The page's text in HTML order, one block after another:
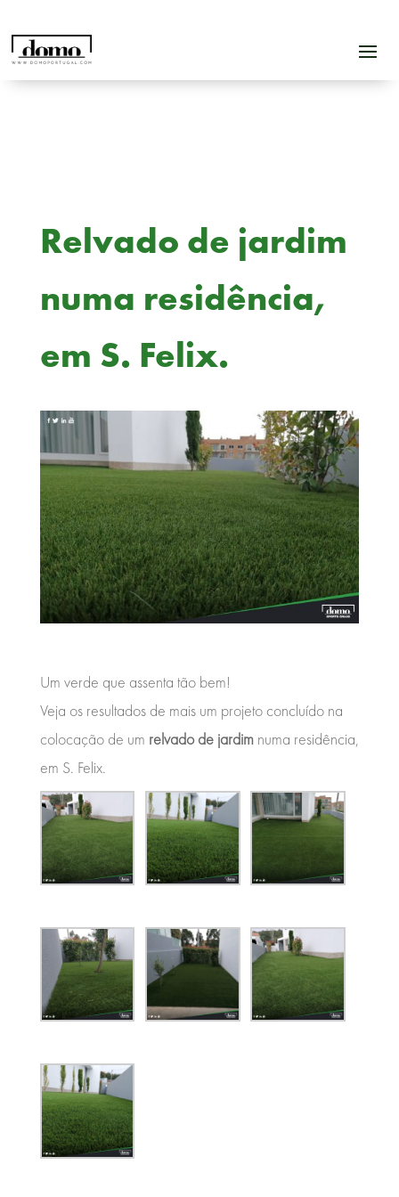
Relvado de jardim
numa residência,
em S. Felix.
Um verde que assenta tão bem!
Veja os resultados de mais um projeto concluído na
colocação de um relvado de jardimnuma residência,
em S. Felix.